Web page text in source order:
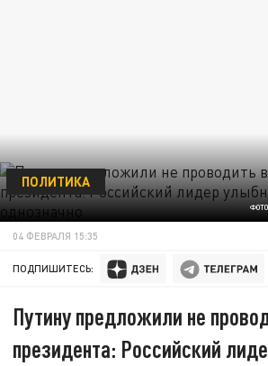
ПОЛИТИКА
04 ФЕВРАЛЯ 15:35
ПОДПИШИТЕСЬ:
Путину предложили не
президента: Российский